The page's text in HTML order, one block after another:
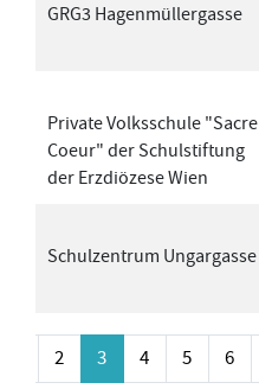
GRG3 Hagenmüllergasse
Private Volksschule "Sacre
Coeur" der Schulstiftung
der Erzdiözese Wien
Schulzentrum Ungargasse
2 3 4 5 6